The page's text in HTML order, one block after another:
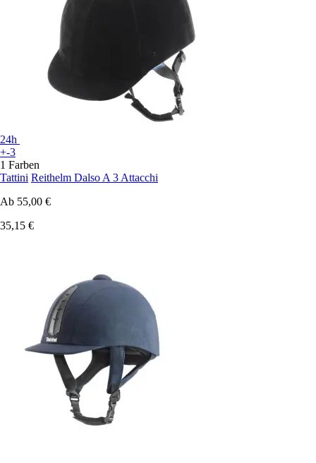
24h
+-3
1 Farben
Tattini Reithelm Dalso A 3 Attacchi
Ab 55,00 €
35,15 €